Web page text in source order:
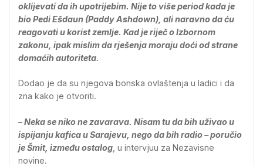
oklijevati da ih upotrijebim. Nije to više period kada je
bio Pedi Ešdaun (Paddy Ashdown), ali naravno da ću
reagovati u korist zemlje. Kad je riječ o Izbornom
zakonu, ipak mislim da rješenja moraju doći od strane
domaćih autoriteta.
Dodao je da su njegova bonska ovlaštenja u ladici i da
zna kako je otvoriti.
– Neka se niko ne zavarava. Nisam tu da bih uživao u
ispijanju kafica u Sarajevu, nego da bih radio – poručio
je Šmit, između ostalog , u intervjuu za Nezavisne
novine.